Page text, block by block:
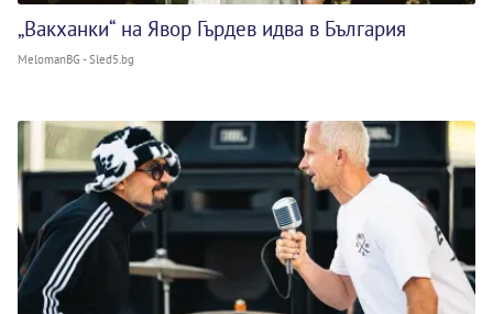
„Вакханки“ на Явор Гърдев идва в България
MelomanBG - Sled5.bg